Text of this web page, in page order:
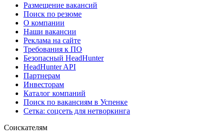
Размещение вакансий
Поиск по резюме
О компании
Наши вакансии
Реклама на сайте
Требования к ПО
Безопасный HeadHunter
HeadHunter API
Партнерам
Инвесторам
Каталог компаний
Поиск по вакансиям в Успенке
Сетка: соцсеть для нетворкинга
Соискателям